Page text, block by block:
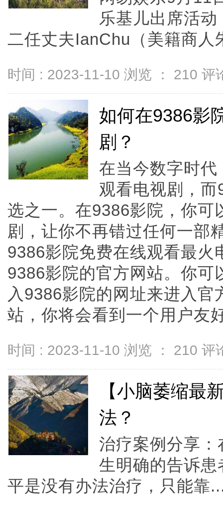
乐基儿出席活
二任丈夫IanChu（美籍商人
时间 : 2023-11-10 浏览 ： 210 评
如何在9386影
剧？
在当今数字时
观看电视剧，
选之一。在9386影院，你可
剧，让你不再错过任何一部
9386影院免费在线观看最火
9386影院的官方网站。你可
入9386影院的网址来进入
站，你将会看到一个用户友
时间 : 2023-11-10 浏览 ： 210 评
【小脑萎缩最
法？
治疗案例分享
生明确的告诉
平是没有办法治疗，只能靠